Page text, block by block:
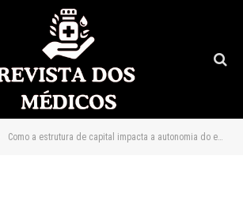
Como a estrutura de capital impacta a autonomia do empreendedor nas decisões